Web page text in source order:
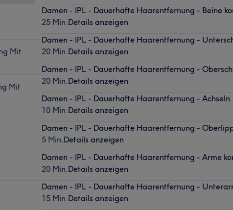
Mit
Mit
Damen - IPL - Dauerhafte Haarentfernung - Beine
25 Min.Details anzeigen
Damen - IPL - Dauerhafte Haarentfernung -
20 Min.Details anzeigen
Damen - IPL - Dauerhafte Haarentfernung -
20 Min.Details anzeigen
Damen - IPL - Dauerhafte Haarentfernung - Achseln
10 Min.Details anzeigen
Damen - IPL - Dauerhafte Haarentfernung -
5 Min.Details anzeigen
Damen - IPL - Dauerhafte Haarentfernung - Arme
20 Min.Details anzeigen
Damen - IPL - Dauerhafte Haarentfernung -
15 Min.Details anzeigen